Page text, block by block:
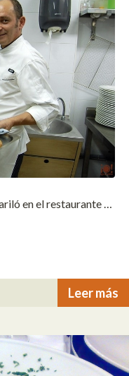
en el restaurante …
Leer más